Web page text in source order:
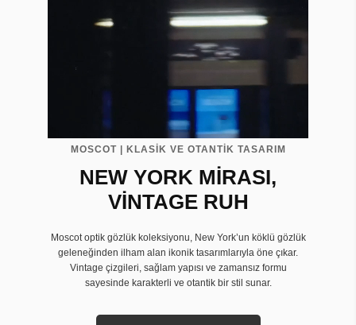
MOSCOT | KLASİK VE OTANTİK TASARIM
NEW YORK MİRASI,
VİNTAGE RUH
Moscot optik gözlük koleksiyonu, New York’un köklü gözlük
geleneğinden ilham alan ikonik tasarımlarıyla öne çıkar.
Vintage çizgileri, sağlam yapısı ve zamansız formu
sayesinde karakterli ve otantik bir stil sunar.